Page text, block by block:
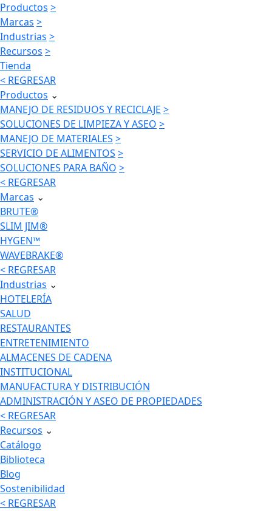
Productos >
Marcas >
Industrias >
Recursos >
Tienda
< REGRESAR
Productos ⌄
MANEJO DE RESIDUOS Y RECICLAJE >
SOLUCIONES DE LIMPIEZA Y ASEO >
MANEJO DE MATERIALES >
SERVICIO DE ALIMENTOS >
SOLUCIONES PARA BAÑO >
< REGRESAR
Marcas ⌄
BRUTE®
SLIM JIM®
HYGEN™
WAVEBRAKE®
< REGRESAR
Industrias ⌄
HOTELERÍA
SALUD
RESTAURANTES
ENTRETENIMIENTO
ALMACENES DE CADENA
INSTITUCIONAL
MANUFACTURA Y DISTRIBUCIÓN
ADMINISTRACIÓN Y ASEO DE PROPIEDADES
< REGRESAR
Recursos ⌄
Catálogo
Biblioteca
Blog
Sostenibilidad
< REGRESAR